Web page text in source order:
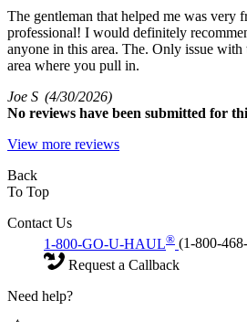
The gentleman that helped me was very
professional! I would definitely
anyone in this area. The. Only issue with
area where you pull in.
Joe S (4/30/2026)
No reviews have been submitted for
View more reviews
Back
To Top
Contact Us
1-800-GO-U-HAUL® (1-800-
Request a Callback
Need help?